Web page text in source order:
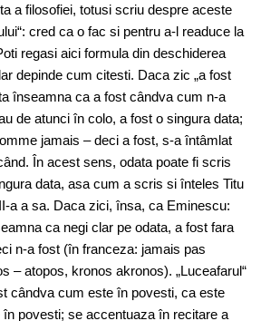
a filosofiei, totusi scriu despre aceste
cred ca o fac si pentru a-l readuce la
regasi aici formula din deschiderea
depinde cum citesti. Daca zic „a fost
înseamna ca a fost cândva cum n-a
de atunci în colo, a fost o singura data;
jamais – deci a fost, s-a întâmlat
În acest sens, odata poate fi scris
data, asa cum a scris si înteles Titu
a a sa. Daca zici, însa, ca Eminescu:
ca negi clar pe odata, a fost fara
n-a fost (în franceza: jamais pas
– atopos, kronos akronos). „Luceafarul“
cândva cum este în povesti, ca este
povesti; se accentuaza în recitare a